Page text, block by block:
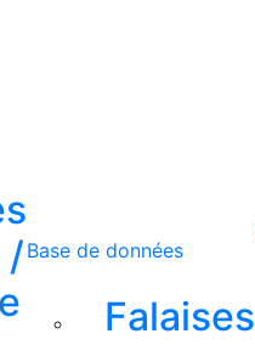
/ Base de données
Falaises